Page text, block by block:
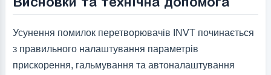
Усунення помилок перетворювачів INVT починається
з правильного налаштування параметрів
прискорення, гальмування та автоналаштування